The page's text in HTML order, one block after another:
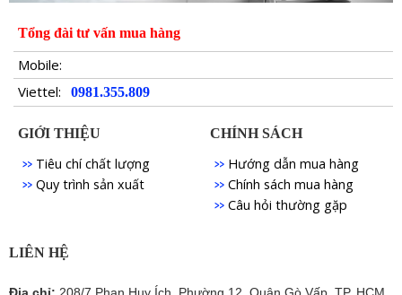
Tổng đài tư vấn mua hàng
Mobile:
Viettel:
0981.355.809
GIỚI THIỆU
Tiêu chí chất lượng
Quy trình sản xuất
CHÍNH SÁCH
Hướng dẫn mua hàng
Chính sách mua hàng
Câu hỏi thường gặp
LIÊN HỆ